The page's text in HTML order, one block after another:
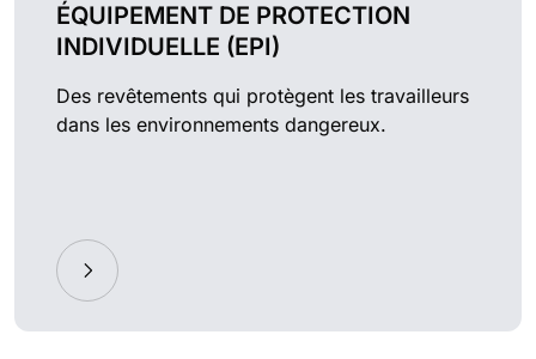
ÉQUIPEMENT DE PROTECTION
INDIVIDUELLE (EPI)
Des revêtements qui protègent les travailleurs
dans les environnements dangereux.